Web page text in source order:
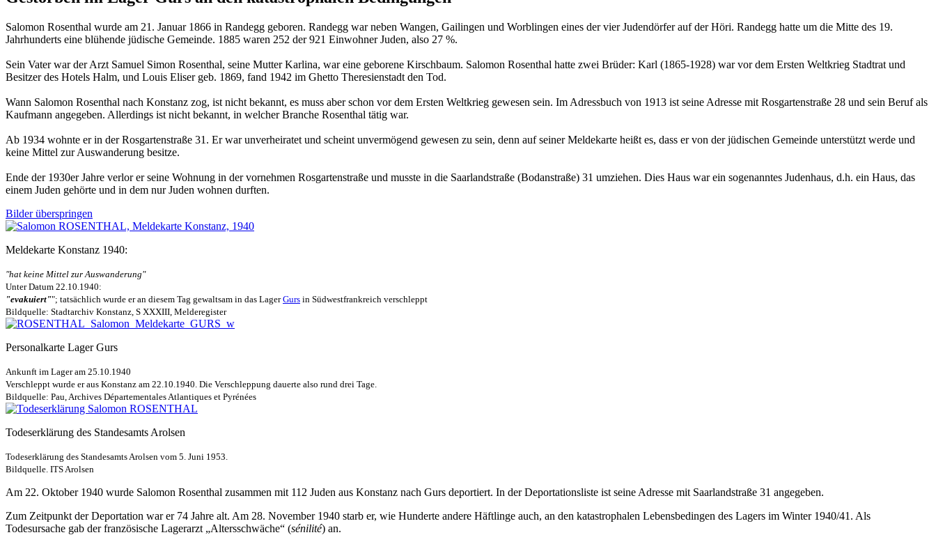
Salomon Rosenthal wurde am 21. Januar 1866 in Randegg geboren. Randegg war neben Wangen, Gailingen und Worblingen eines der vier Judendörfer auf der Höri. Randegg hatte um die Mitte des 19.
Jahrhunderts eine blühende jüdische Gemeinde. 1885 waren 252 der 921 Einwohner Juden, also 27 %.
Sein Vater war der Arzt Samuel Simon Rosenthal, seine Mutter Karlina, war eine geborene Kirschbaum. Salomon Rosenthal hatte zwei Brüder: Karl (1865-1928) war vor dem Ersten Weltkrieg Stadtrat und
Besitzer des Hotels Halm, und Louis Eliser geb. 1869, fand 1942 im Ghetto Theresienstadt den Tod.
Wann Salomon Rosenthal nach Konstanz zog, ist nicht bekannt, es muss aber schon vor dem Ersten Weltkrieg gewesen sein. Im Adressbuch von 1913 ist seine Adresse mit Rosgartenstraße 28 und sein Beruf als
Kaufmann angegeben. Allerdings ist nicht bekannt, in welcher Branche Rosenthal tätig war.
Ab 1934 wohnte er in der Rosgartenstraße 31. Er war unverheiratet und scheint unvermögend gewesen zu sein, denn auf seiner Meldekarte heißt es, dass er von der jüdischen Gemeinde unterstützt werde und
keine Mittel zur Auswanderung besitze.
Ende der 1930er Jahre verlor er seine Wohnung in der vornehmen Rosgartenstraße und musste in die Saarlandstraße (Bodanstraße) 31 umziehen. Dies Haus war ein sogenanntes Judenhaus, d.h. ein Haus, das
einem Juden gehörte und in dem nur Juden wohnen durften.
Bilder überspringen
Meldekarte Konstanz 1940:
"hat keine Mittel zur Auswanderung"
Unter Datum 22.10.1940:
"evakuiert""; tatsächlich wurde er an diesem Tag gewaltsam in das LagerGurs in Südwestfrankreich verschleppt
Bildquelle: Stadtarchiv Konstanz, S XXXIII, Melderegister
Personalkarte Lager Gurs
Ankunft im Lager am 25.10.1940
Verschleppt wurde er aus Konstanz am 22.10.1940. Die Verschleppung dauerte also rund drei Tage.
Bildquelle: Pau, Archives Départementales Atlantiques et Pyrénées
Todeserklärung des Standesamts Arolsen
Todeserklärung des Standesamts Arolsen vom 5. Juni 1953.
Bildquelle. ITS Arolsen
Am 22. Oktober 1940 wurde Salomon Rosenthal zusammen mit 112 Juden aus Konstanz nach Gurs deportiert. In der Deportationsliste ist seine Adresse mit Saarlandstraße 31 angegeben.
Zum Zeitpunkt der Deportation war er 74 Jahre alt. Am 28. November 1940 starb er, wie Hunderte andere Häftlinge auch, an den katastrophalen Lebensbedingen des Lagers im Winter 1940/41. Als
Todesursache gab der französische Lagerarzt „Altersschwäche“ (sénilité) an.